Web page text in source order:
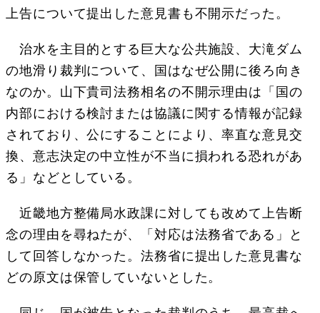
上告について提出した意見書も不開示だった。
治水を主目的とする巨大な公共施設、大滝ダム
の地滑り裁判について、国はなぜ公開に後ろ向き
なのか。山下貴司法務相名の不開示理由は「国の
内部における検討または協議に関する情報が記録
されており、公にすることにより、率直な意見交
換、意志決定の中立性が不当に損われる恐れがあ
る」などとしている。
近畿地方整備局水政課に対しても改めて上告断
念の理由を尋ねたが、「対応は法務省である」と
して回答しなかった。法務省に提出した意見書な
どの原文は保管していないとした。